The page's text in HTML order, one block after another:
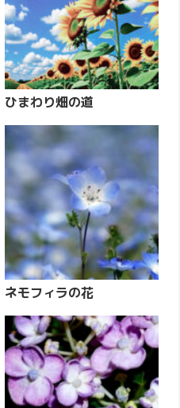
ひまわり畑の道
ネモフィラの花